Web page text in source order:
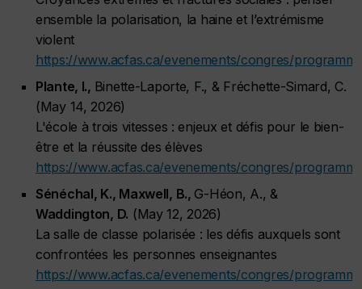
ensemble la polarisation, la haine et l’extrémisme
violent
https://www.acfas.ca/evenements/congres/
Plante, I., Binette-Laporte, F., & Fréchette-Simard, C.
(May 14, 2026)
L'école à trois vitesses : enjeux et défis pour le bien-
être et la réussite des élèves
https://www.acfas.ca/evenements/congres/
Sénéchal, K., Maxwell, B., G-Héon, A., &
Waddington, D. (May 12, 2026)
La salle de classe polarisée : les défis auxquels sont
confrontées les personnes enseignantes
https://www.acfas.ca/evenements/congres/